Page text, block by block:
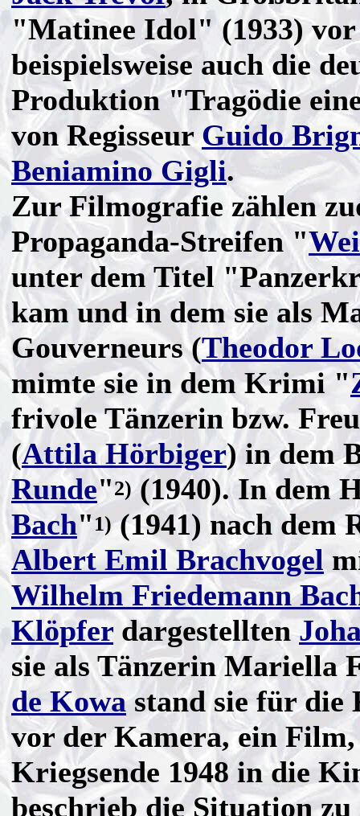
"Matinee Idol" (1933)
beispielsweise auch die
Produktion "Tragödie
von RegisseurGuido
Beniamino Gigli.
Zur Filmografie zählen
Propaganda-Streifen "
unter dem Titel
kam und in dem sie als
Gouverneurs (Theodor
mimte sie in dem Krimi "
frivole Tänzerin bzw.
(Attila Hörbiger) in dem
Runde"2)(1940). In dem
Bach"1)(1941) nach dem
Albert Emil Brachvogel
Wilhelm Friedemann
Klöpfer dargestellten
sie als Tänzerin
de Kowastand sie für die
vor der Kamera, ein
Kriegsende 1948 in die
beschrieb die Situation